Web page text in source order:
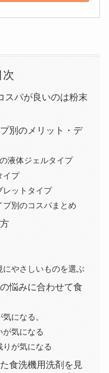
次
スパが良いのは粉末
別のメリット・デ
液体ジェルタイプ
イプ
レットタイプ
別のコスパまとめ
やさしいものを選ぶ
悩みに合わせて食
になる。
気になる
が気になる
食洗機用洗剤を見